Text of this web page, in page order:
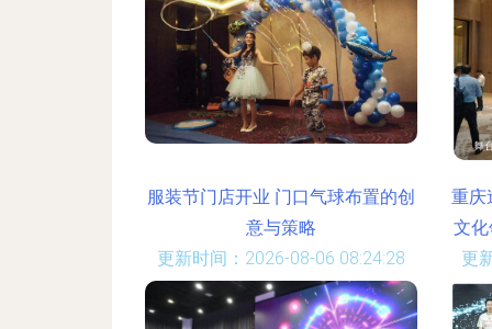
服装节门店开业 门口气球布置的创
意与策略
更新时间：2026-08-06 08:24:28
重庆
文
更